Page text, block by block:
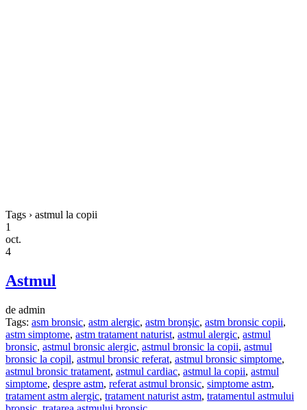
Tags › astmul la copii
1
oct.
4
Astmul
de admin
Tags: asm bronsic, astm alergic, astm bronşic, astm bronsic copii,
astm simptome, astm tratament naturist, astmul alergic, astmul
bronsic, astmul bronsic alergic, astmul bronsic la copii, astmul
bronsic la copil, astmul bronsic referat, astmul bronsic simptome,
astmul bronsic tratament, astmul cardiac, astmul la copii, astmul
simptome, despre astm, referat astmul bronsic, simptome astm,
tratament astm alergic, tratament naturist astm, tratamentul astmului